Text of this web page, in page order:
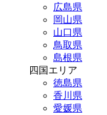
広島県
岡山県
山口県
鳥取県
島根県
四国エリア
徳島県
香川県
愛媛県